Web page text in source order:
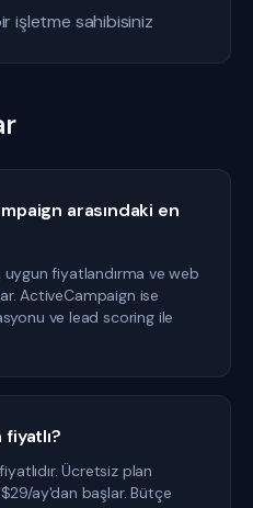
işletme sahibisiniz
arasındaki en
uygun fiyatlandırma ve web
ActiveCampaign ise
ve lead scoring ile
Ücretsiz plan
ay'dan başlar. Bütçe